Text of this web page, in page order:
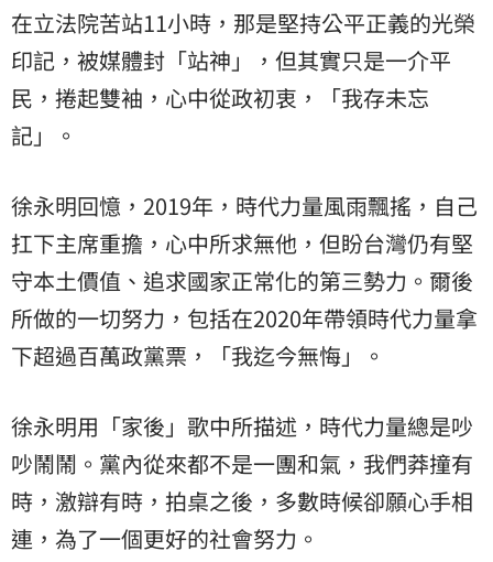
在立法院苦站11小時，那是堅持公平正義的光榮
印記，被媒體封「站神」，但其實只是一介平
民，捲起雙袖，心中從政初衷，「我存未忘
記」。
徐永明回憶，2019年，時代力量風雨飄搖，自己
扛下主席重擔，心中所求無他，但盼台灣仍有堅
守本土價值、追求國家正常化的第三勢力。爾後
所做的一切努力，包括在2020年帶領時代力量拿
下超過百萬政黨票，「我迄今無悔」。
徐永明用「家後」歌中所描述，時代力量總是吵
吵鬧鬧。黨內從來都不是一團和氣，我們莽撞有
時，激辯有時，拍桌之後，多數時候卻願心手相
連，為了一個更好的社會努力。